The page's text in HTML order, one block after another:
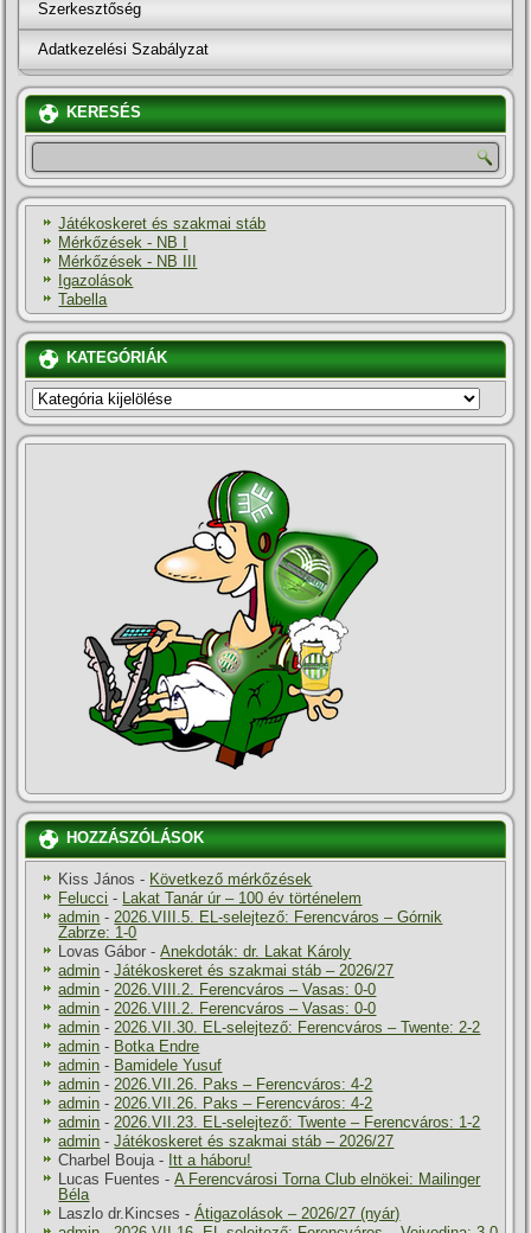
Szerkesztőség
Adatkezelési Szabályzat
KERESÉS
Játékoskeret és szakmai stáb
Mérkőzések - NB I
Mérkőzések - NB III
Igazolások
Tabella
KATEGÓRIÁK
KATEGÓRIÁK
HOZZÁSZÓLÁSOK
Kiss János - Következő mérkőzések
Felucci - Lakat Tanár úr – 100 év történelem
admin -2026.VIII.5. EL-selejtező: Ferencváros – Górnik
Zabrze: 1-0
Lovas Gábor -Anekdoták: dr. Lakat Károly
admin -Játékoskeret és szakmai stáb – 2026/27
admin -2026.VIII.2. Ferencváros – Vasas: 0-0
admin -2026.VIII.2. Ferencváros – Vasas: 0-0
admin -2026.VII.30. EL-selejtező: Ferencváros – Twente: 2-2
admin - Botka Endre
admin - Bamidele Yusuf
admin -2026.VII.26. Paks – Ferencváros: 4-2
admin -2026.VII.26. Paks – Ferencváros: 4-2
admin -2026.VII.23. EL-selejtező: Twente – Ferencváros: 1-2
admin -Játékoskeret és szakmai stáb – 2026/27
Charbel Bouja- Itt a háboru!
Lucas Fuentes -A Ferencvárosi Torna Club elnökei: Mailinger
Béla
Laszlo dr.Kincses -Átigazolások – 2026/27 (nyár)